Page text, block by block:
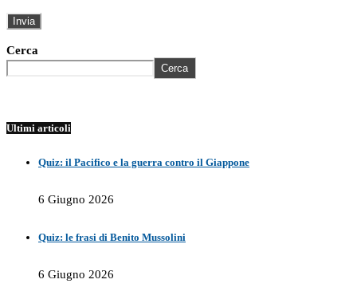
Cerca
Cerca
Ultimi articoli
Quiz: il Pacifico e la guerra contro il Giappone
6 Giugno 2026
Quiz: le frasi di Benito Mussolini
6 Giugno 2026